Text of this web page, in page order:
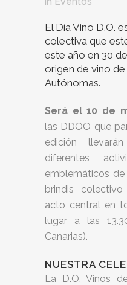
El Día Vino D.O.
colectiva que
este año en 30
origen de vino
Autónomas.
Será el 10 de
las DDOO que
edición
diferentes
emblemáticos
brindis
acto central en
lugar a las
Canarias).
NUESTRA
La D.O. Vinos